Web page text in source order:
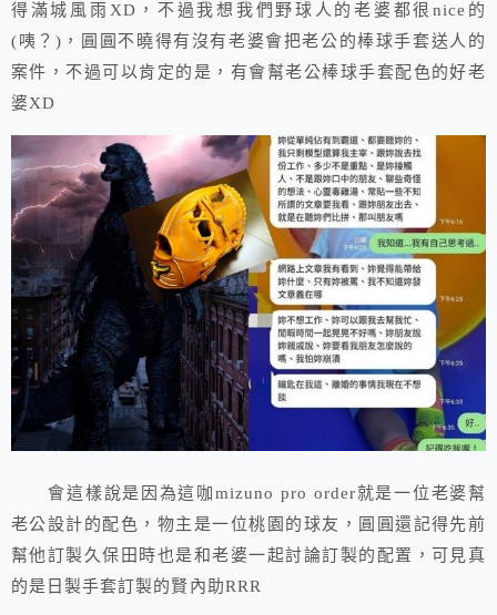
得滿城風雨XD，不過我想我們野球人的老婆都很nice的
(咦？)，圓圓不曉得有沒有老婆會把老公的棒球手套送人的
案件，不過可以肯定的是，有會幫老公棒球手套配色的好老
婆XD
會這樣說是因為這咖mizuno pro order就是一位老婆幫
老公設計的配色，物主是一位桃園的球友，圓圓還記得先前
幫他訂製久保田時也是和老婆一起討論訂製的配置，可見真
的是日製手套訂製的賢內助RRR